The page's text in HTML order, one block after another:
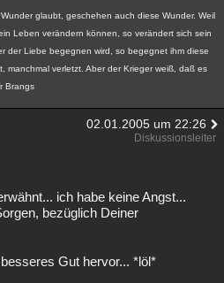
glaubt, geschehen auch diese Wunder. Weil
Leben verändern können, so verändert sich sein
der Liebe begegnen wird, so begegnet ihm diese
manchmal verletzt. Aber der Krieger weiß, daß es
Brangs
02.01.2005 um 22:26
Diskussionsleiter
ich habe keine Angst...
bezüglich Deiner
Gut hervor... *löl*